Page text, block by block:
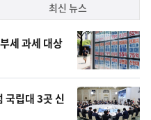
최신 뉴스
세 과세 대상
립대 3곳 신